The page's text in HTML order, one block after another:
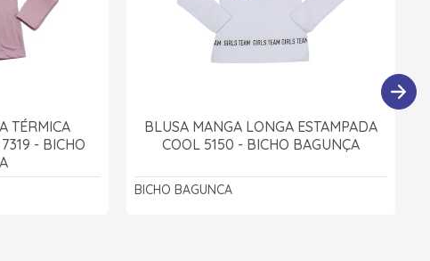
TÉRMICA
- BICHO
BLUSA MANGA LONGA ESTAMPADA
COOL 5150 - BICHO BAGUNÇA
BICHO BAGUNCA